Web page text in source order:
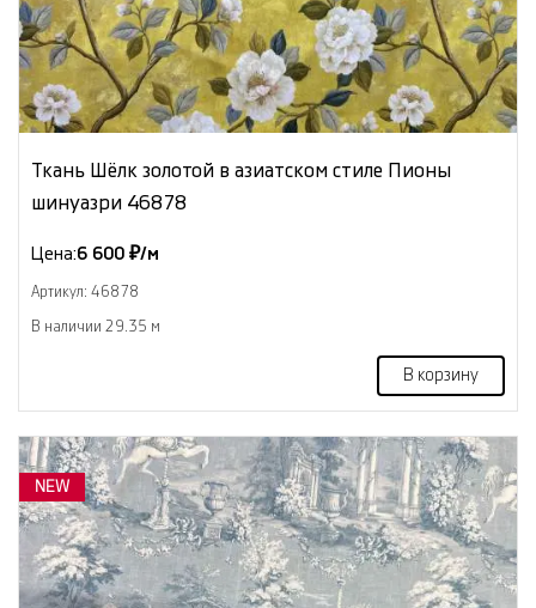
Ткань Шёлк золотой в азиатском стиле Пионы
шинуазри 46878
Цена:6 600 ₽/м
Артикул: 46878
В наличии 29.35 м
В корзину
NEW